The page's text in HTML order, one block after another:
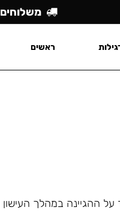
על ההגיינה במהלך העישון
משלוחים
ראשים